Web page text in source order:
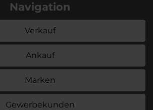
Navigation
Verkauf
Ankauf
Marken
Gewerbekunden